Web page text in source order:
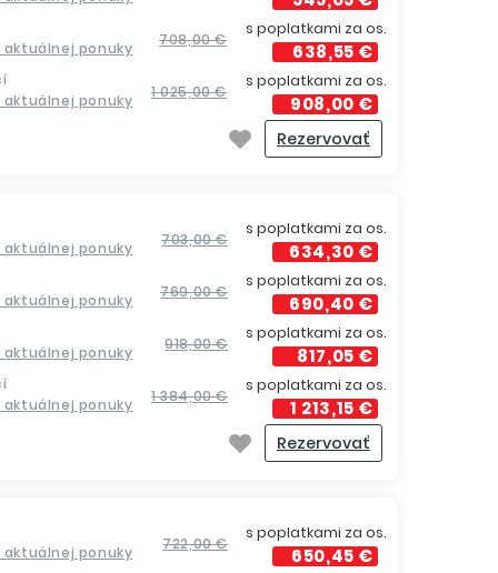
ponuky 708,00 €
s poplatkami za os.
638,55 €
ponuky 1 025,00 €
s poplatkami za os.
908,00 €
Rezervovať
ponuky 703,00 €
s poplatkami za os.
634,30 €
ponuky 769,00 €
s poplatkami za os.
690,40 €
ponuky 918,00 €
s poplatkami za os.
817,05 €
ponuky 1 384,00 €
s poplatkami za os.
1 213,15 €
Rezervovať
ponuky 722,00 €
s poplatkami za os.
650,45 €